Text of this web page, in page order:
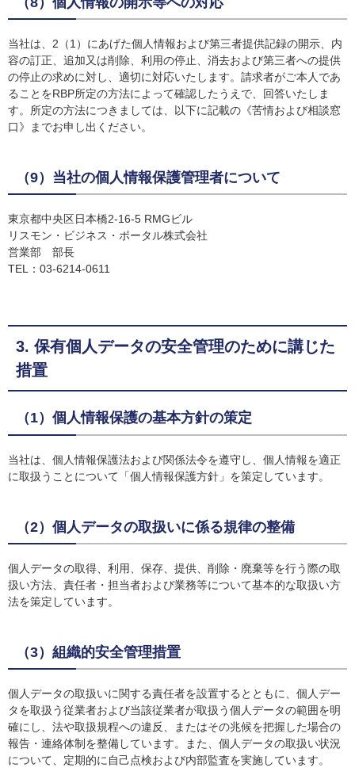
当社は、2（1）にあげた個人情報および第三者提供記録の開示、内
容の訂正、追加又は削除、利用の停止、消去および第三者への提供
の停止の求めに対し、適切に対応いたします。請求者がご本人であ
ることをRBP所定の方法によって確認したうえで、回答いたしま
す。所定の方法につきましては、以下に記載の《苦情および相談窓
口》までお申し出ください。
（9）当社の個人情報保護管理者について
東京都中央区日本橋2-16-5 RMGビル
リスモン・ビジネス・ポータル株式会社
営業部 部長
TEL：03-6214-0611
3. 保有個人データの安全管理のために講じた
措置
（1）個人情報保護の基本方針の策定
当社は、個人情報保護法および関係法令を遵守し、個人情報を適正
に取扱うことについて「個人情報保護方針」を策定しています。
（2）個人データの取扱いに係る規律の整備
個人データの取得、利用、保存、提供、削除・廃棄等を行う際の取
扱い方法、責任者・担当者および業務等について基本的な取扱い方
法を策定しています。
（3）組織的安全管理措置
個人データの取扱いに関する責任者を設置するとともに、個人デー
タを取扱う従業者および当該従業者が取扱う個人データの範囲を明
確にし、法や取扱規程への違反、またはその兆候を把握した場合の
報告・連絡体制を整備しています。また、個人データの取扱い状況
について、定期的に自己点検および内部監査を実施しています。